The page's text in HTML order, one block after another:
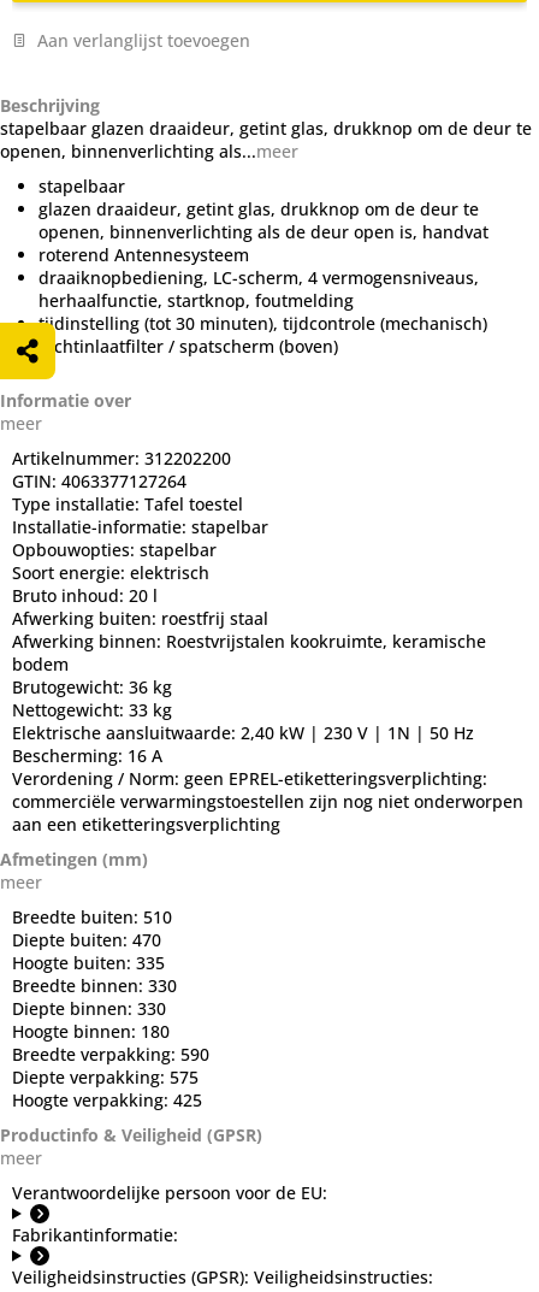
Aan verlanglijst toevoegen
Beschrijving
stapelbaar glazen draaideur, getint glas, drukknop om de deur te
openen, binnenverlichting als...meer
stapelbaar
glazen draaideur, getint glas, drukknop om de deur te
openen, binnenverlichting als de deur open is, handvat
roterend Antennesysteem
draaiknopbediening, LC-scherm, 4 vermogensniveaus,
herhaalfunctie, startknop, foutmelding
tijdinstelling (tot 30 minuten), tijdcontrole (mechanisch)
luchtinlaatfilter / spatscherm (boven)
Informatie over
meer
Artikelnummer: 312202200
GTIN: 4063377127264
Type installatie: Tafel toestel
Installatie-informatie: stapelbar
Opbouwopties: stapelbar
Soort energie: elektrisch
Bruto inhoud: 20 l
Afwerking buiten: roestfrij staal
Afwerking binnen: Roestvrijstalen kookruimte, keramische
bodem
Brutogewicht: 36 kg
Nettogewicht: 33 kg
Elektrische aansluitwaarde: 2,40 kW | 230 V | 1N | 50 Hz
Bescherming: 16 A
Verordening / Norm: geen EPREL-etiketteringsverplichting:
commerciële verwarmingstoestellen zijn nog niet onderworpen
aan een etiketteringsverplichting
Afmetingen (mm)
meer
Breedte buiten: 510
Diepte buiten: 470
Hoogte buiten: 335
Breedte binnen: 330
Diepte binnen: 330
Hoogte binnen: 180
Breedte verpakking: 590
Diepte verpakking: 575
Hoogte verpakking: 425
Productinfo & Veiligheid (GPSR)
meer
Verantwoordelijke persoon voor de EU:
Fabrikantinformatie:
Veiligheidsinstructies (GPSR): Veiligheidsinstructies: